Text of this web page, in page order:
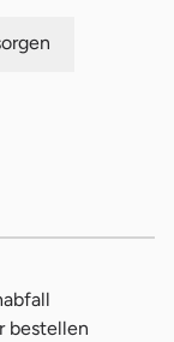
bestellen